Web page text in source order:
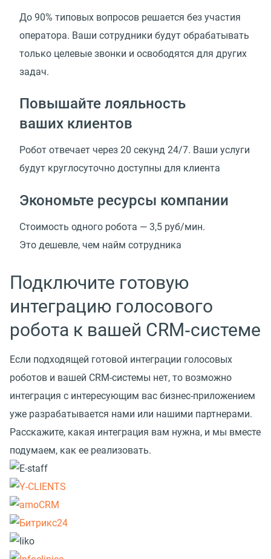
До 90% типовых вопросов решается без участия
оператора. Ваши сотрудники будут обрабатывать
только целевые звонки и освободятся для других
задач.
Повышайте лояльность
ваших клиентов
Робот отвечает через 20 секунд 24/7. Ваши услуги
будут круглосуточно доступны для клиента
Экономьте ресурсы компании
Стоимость одного робота — 3,5 руб/мин.
Это дешевле, чем найм сотрудника
Подключите готовую
интеграцию голосового
робота к вашей CRM‑системе
Если подходящей готовой интеграции голосовых
роботов и вашей CRM-системы нет, то возможно
интеграция с интересующим вас бизнес-приложением
уже разрабатывается нами или нашими партнерами.
Расскажите, какая интеграция вам нужна, и мы вместе
подумаем, как ее реализовать.